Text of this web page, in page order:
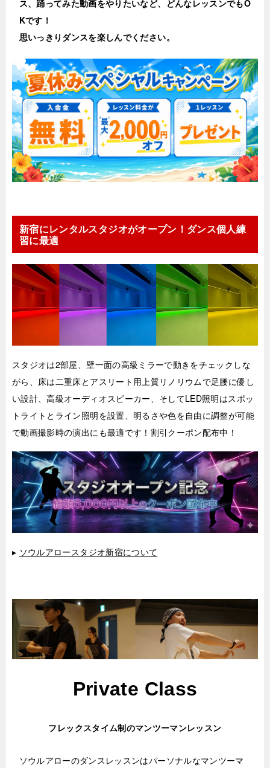
ス、踊ってみた動画をやりたいなど、どんなレッスンでもO
Kです！
思いっきりダンスを楽しんでください。
新宿にレンタルスタジオがオープン！ダンス個人練
習に最適
スタジオは2部屋、壁一面の高級ミラーで動きをチェックしな
がら、床は二重床とアスリート用上質リノリウムで足腰に優し
い設計、高級オーディオスピーカー、そしてLED照明はスポッ
トライトとライン照明を設置、明るさや色を自由に調整が可能
で動画撮影時の演出にも最適です！割引クーポン配布中！
▸ ソウルアロースタジオ新宿について
Private Class
フレックスタイム制のマンツーマンレッスン
ソウルアローのダンスレッスンはパーソナルなマンツーマ